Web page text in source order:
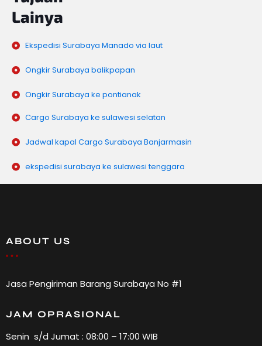
Lainya
Ekspedisi Surabaya Manado via laut
Ongkir Surabaya balikpapan
Ongkir Surabaya ke pontianak
Cargo Surabaya ke sulawesi selatan
Jadwal kapal Cargo Surabaya Banjarmasin
ekspedisi surabaya ke sulawesi tenggara
ABOUT US
Jasa Pengiriman Barang Surabaya No #1
JAM OPRASIONAL
Senin s/d Jumat : 08:00 – 17:00 WIB